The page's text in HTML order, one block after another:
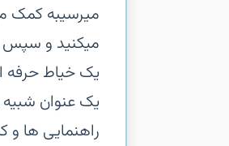
میرسیبه کمک
میکنید و سپس
یک خیاط حرفه
یک عنوان شبیه
راهنمایی ها و